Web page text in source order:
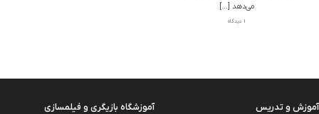
می‌دهد [...]
1 دیدگاه
آموزش و تدریس آموزشگاه بازیگری و فیلمسازی